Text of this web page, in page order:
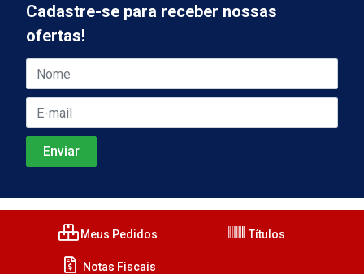
Cadastre-se para receber nossas
ofertas!
Meus Pedidos Títulos
Notas Fiscais